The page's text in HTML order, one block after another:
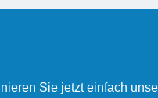
Sie jetzt einfach